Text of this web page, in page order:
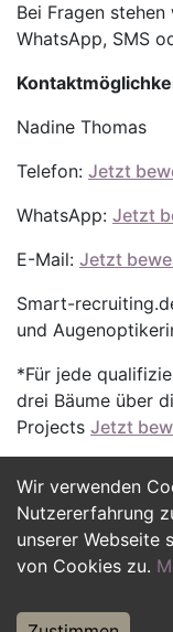
Wir verwenden
Nutzererfahrung
unserer Webseite
von Cookies zu.
Bei Fragen
WhatsApp, SMS
Nadine Thomas
Telefon: Jetzt
WhatsApp: Jetzt
E-Mail: Jetzt
Smart-
und
*Für jede
drei Bäume über
Projects Jetzt